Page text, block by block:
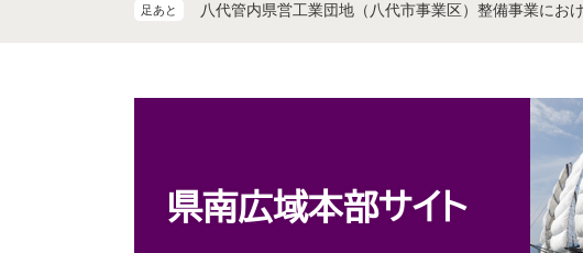
八代管内県営工業団地（八代市事業区）整備事業にお
県南広域本部サイト